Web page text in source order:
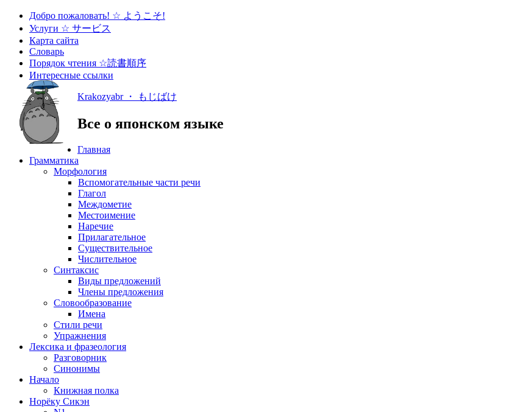
Добро пожаловать! ☆ ようこそ!
Услуги ☆ サービス
Карта сайта
Словарь
Порядок чтения ☆読書順序
Интересные ссылки
Krakozyabr ・ もじばけ
Все о японском языке
Главная
Грамматика
Морфология
Вспомогательные части речи
Глагол
Междометие
Местоимение
Наречие
Прилагательное
Существительное
Числительное
Синтаксис
Виды предложений
Члены предложения
Словообразование
Имена
Стили речи
Упражнения
Лексика и фразеология
Разговорник
Синонимы
Начало
Книжная полка
Норёку Сикэн